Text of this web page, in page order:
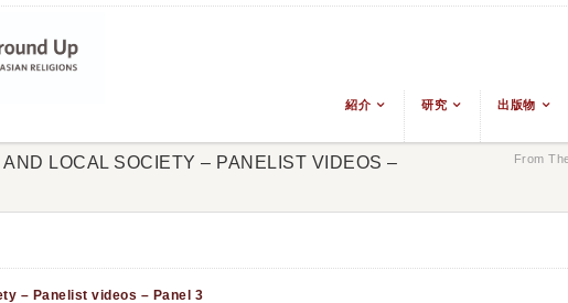
紹介 研究 出版物
LOCAL SOCIETY – PANELIST VIDEOS –
From
– Panelist videos – Panel 3